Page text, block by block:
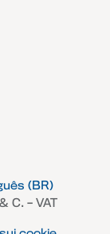
– VAT
(BR)